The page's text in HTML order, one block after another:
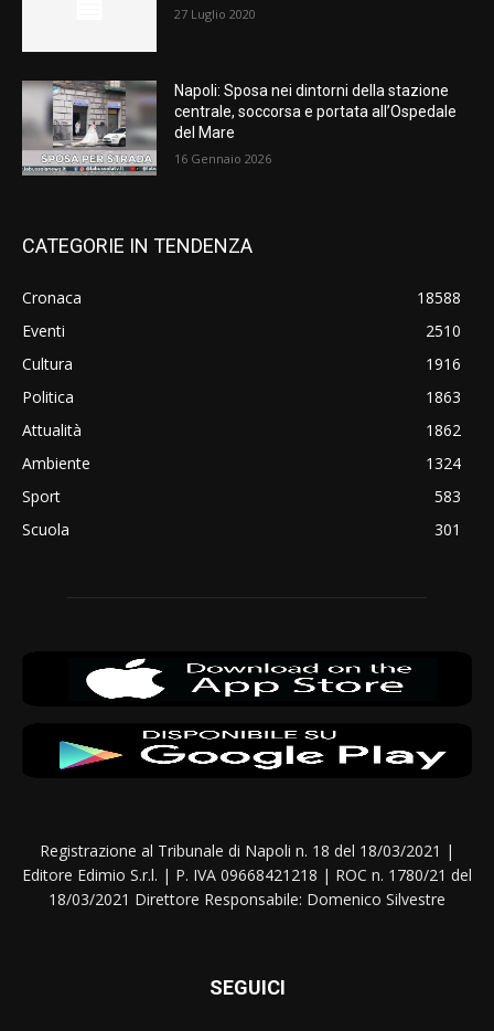
27 Luglio 2020
Napoli: Sposa nei dintorni della stazione
centrale, soccorsa e portata all’Ospedale
del Mare
16 Gennaio 2026
CATEGORIE IN TENDENZA
Cronaca
18588
Eventi
2510
Cultura
1916
Politica
1863
Attualità
1862
Ambiente
1324
Sport
583
Scuola
301
Registrazione al Tribunale di Napoli n. 18 del 18/03/2021 |
Editore Edimio S.r.l. | P. IVA 09668421218 | ROC n. 1780/21 del
18/03/2021 Direttore Responsabile: Domenico Silvestre
SEGUICI